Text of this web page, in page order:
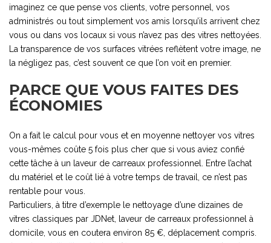
imaginez ce que pense vos clients, votre personnel, vos
administrés ou tout simplement vos amis lorsqu’ils arrivent chez
vous ou dans vos locaux si vous n’avez pas des vitres nettoyées.
La transparence de vos surfaces vitrées reflètent votre image, ne
la négligez pas, c’est souvent ce que l’on voit en premier.
PARCE QUE VOUS FAITES DES
ÉCONOMIES
On a fait le calcul pour vous et en moyenne nettoyer vos vitres
vous-mêmes coûte 5 fois plus cher que si vous aviez confié
cette tâche à un laveur de carreaux professionnel. Entre l’achat
du matériel et le coût lié à votre temps de travail, ce n’est pas
rentable pour vous.
Particuliers, à titre d’exemple le nettoyage d’une dizaines de
vitres classiques par JDNet, laveur de carreaux professionnel à
domicile, vous en coutera environ 85 €, déplacement compris.